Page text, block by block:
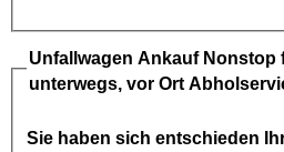
Unfallwagen AnkaufNonstop
unterwegs, vor Ort
Sie haben sich entschieden